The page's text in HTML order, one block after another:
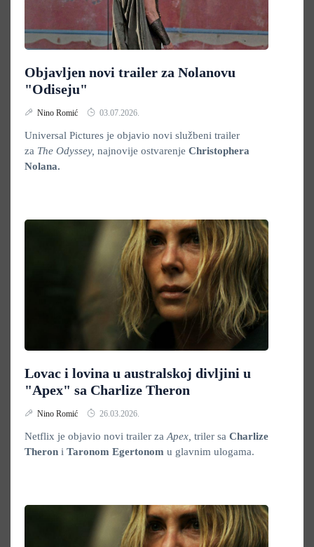
Objavljen novi trailer za Nolanovu
"Odiseju"
Nino Romić 03.07.2026.
Universal Pictures je objavio novi službeni trailer
za The Odyssey, najnovije ostvarenje Christophera
Nolana.
Lovac i lovina u australskoj divljini u
"Apex" sa Charlize Theron
Nino Romić 26.03.2026.
Netflix je objavio novi trailer za Apex, triler sa Charlize
Theron i Taronom Egertonom u glavnim ulogama.